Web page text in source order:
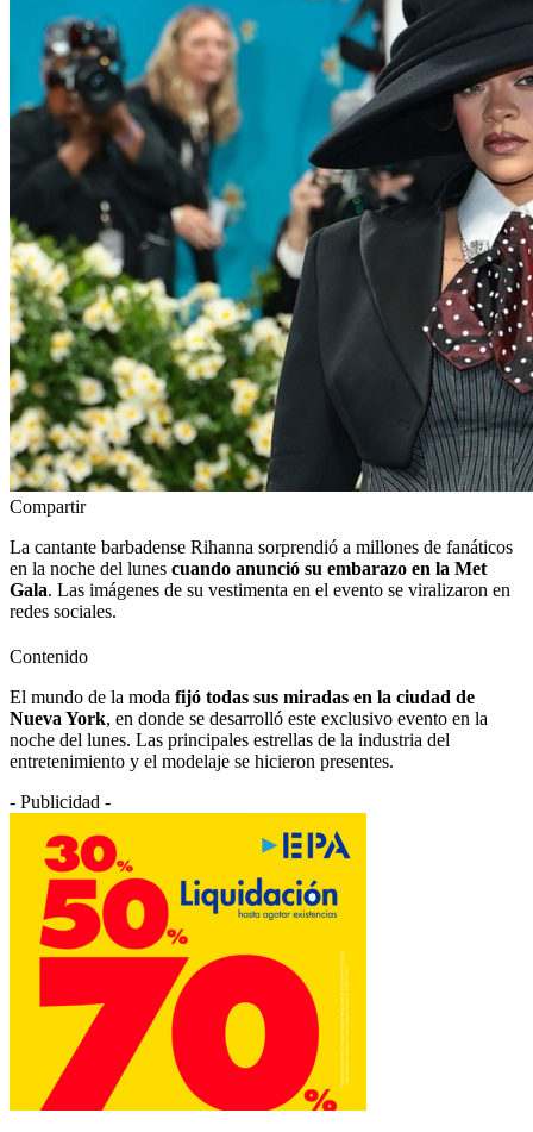
Compartir
La cantante barbadense Rihanna sorprendió a millones de fanáticos
en la noche del lunes cuando anunció su embarazo en la Met
Gala. Las imágenes de su vestimenta en el evento se viralizaron en
redes sociales.
Contenido
El mundo de la moda fijó todas sus miradas en la ciudad de
Nueva York, en donde se desarrolló este exclusivo evento en la
noche del lunes. Las principales estrellas de la industria del
entretenimiento y el modelaje se hicieron presentes.
- Publicidad -